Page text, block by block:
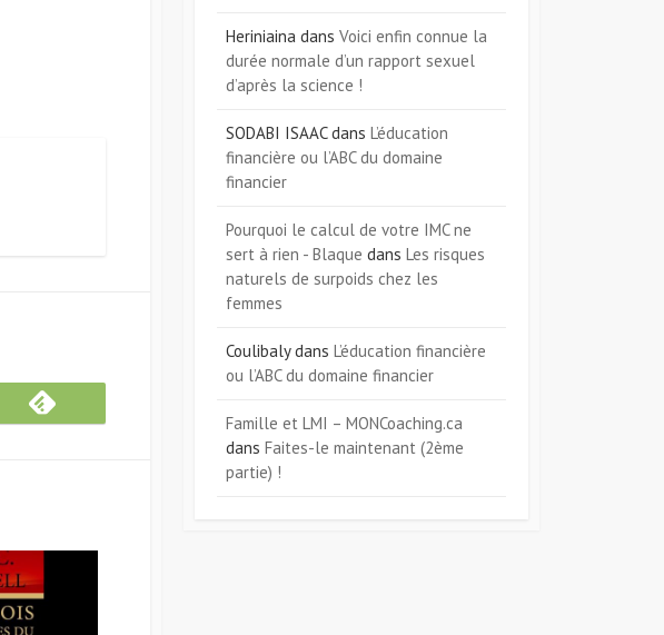
Subscribe
Heriniaina dans Voici enfin connue la
durée normale d’un rapport sexuel
d’après la science !
SODABI ISAACdans L’éducation
financière ou l’ABC du domaine
financier
Pourquoi le calcul de votre IMC ne
sert à rien - Blaque dans Les risques
naturels de surpoids chez les
femmes
Coulibalydans L’éducation financière
ou l’ABC du domaine financier
Famille et LMI – MONCoaching.ca
dans Faites-le maintenant (2ème
partie) !